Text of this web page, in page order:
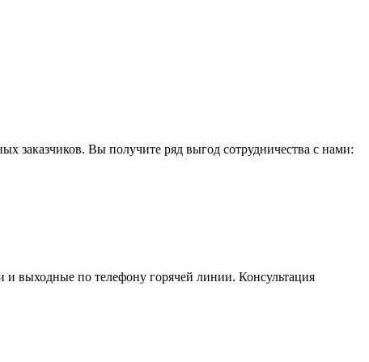
заказчиков. Вы получите ряд выгод сотрудничества с нами:
выходные по телефону горячей линии. Консультация